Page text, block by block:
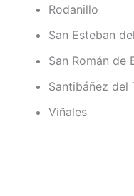
Rodanillo
San Esteban
San Román de
Santibáñez del
Viñales